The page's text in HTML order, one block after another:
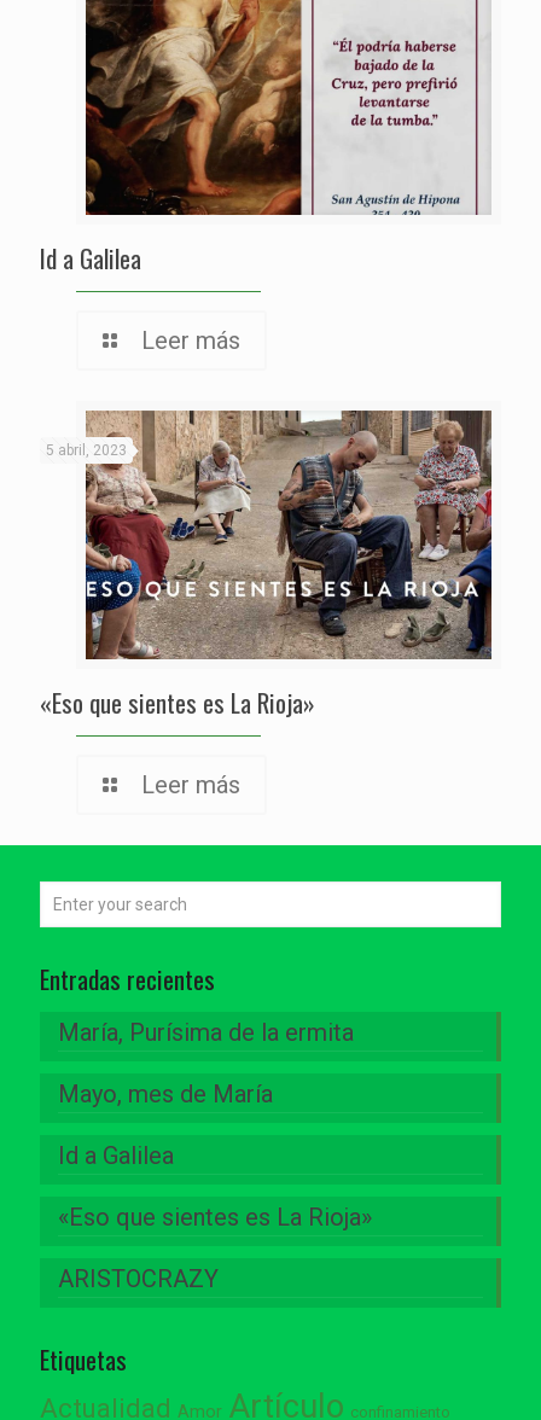
Id a Galilea
Leer más
5 abril, 2023
«Eso que sientes es La Rioja»
Leer más
Entradas recientes
María, Purísima de la ermita
Mayo, mes de María
Id a Galilea
«Eso que sientes es La Rioja»
ARISTOCRAZY
Etiquetas
Actualidad Amor Artículo confinamiento